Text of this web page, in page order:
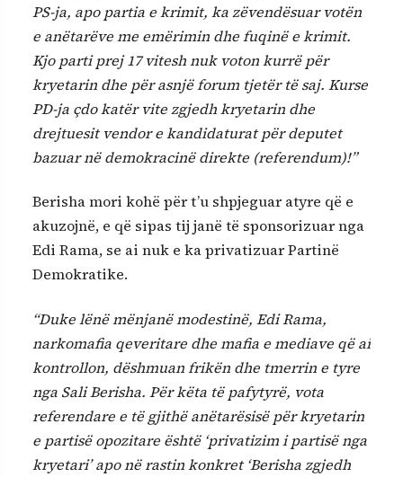
PS-ja, apo partia e krimit, ka zëvendësuar votën
e anëtarëve me emërimin dhe fuqinë e krimit.
Kjo parti prej 17 vitesh nuk voton kurrë për
kryetarin dhe për asnjë forum tjetër të saj. Kurse
PD-ja çdo katër vite zgjedh kryetarin dhe
drejtuesit vendor e kandidaturat për deputet
bazuar në demokracinë direkte (referendum)!”
Berisha mori kohë për t’u shpjeguar atyre që e
akuzojnë, e që sipas tij janë të sponsorizuar nga
Edi Rama, se ai nuk e ka privatizuar Partinë
Demokratike.
“Duke lënë mënjanë modestinë, Edi Rama,
narkomafia qeveritare dhe mafia e mediave që ai
kontrollon, dëshmuan frikën dhe tmerrin e tyre
nga Sali Berisha. Për këta të pafytyrë, vota
referendare e të gjithë anëtarësisë për kryetarin
e partisë opozitare është ‘privatizim i partisë nga
kryetari’ apo në rastin konkret ‘Berisha zgjedh